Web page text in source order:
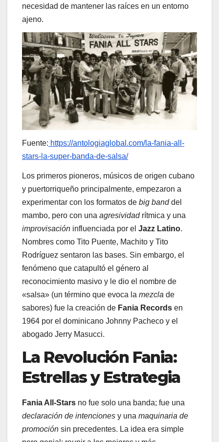
necesidad de mantener las raíces en un entorno
ajeno.
Fuente: https://antologiaglobal.com/la-fania-all-
stars-la-super-banda-de-salsa/
Los primeros pioneros, músicos de origen cubano
y puertorriqueño principalmente, empezaron a
experimentar con los formatos de big banddel
mambo, pero con una agresividadrítmica y una
improvisación influenciada por el Jazz Latino.
Nombres como Tito Puente, Machito y Tito
Rodríguez sentaron las bases. Sin embargo, el
fenómeno que catapultó el género al
reconocimiento masivo y le dio el nombre de
«salsa» (un término que evoca la mezcla de
sabores) fue la creación de Fania Records en
1964 por el dominicano Johnny Pacheco y el
abogado Jerry Masucci.
La Revolución Fania:
Estrellas y Estrategia
Fania All-Stars no fue solo una banda; fue una
declaración de intenciones y una maquinaria de
promoción sin precedentes. La idea era simple